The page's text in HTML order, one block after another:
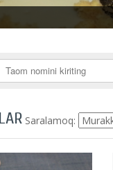
Saralamoq: